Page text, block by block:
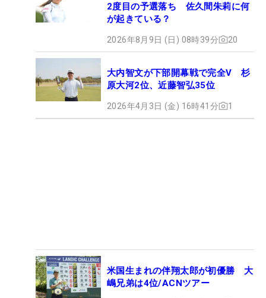
2度目の予選落ち 佐久間朱莉に何
が起きている？
2026年8月9日 (日) 08時39分 20
大内智文が下部開幕戦で完全V 杉
原大河2位、近藤智弘35位
2026年4月3日 (金) 16時41分 1
米国生まれの伴翔太郎が初優勝 大
嶋兄弟は4位/ACNツアー